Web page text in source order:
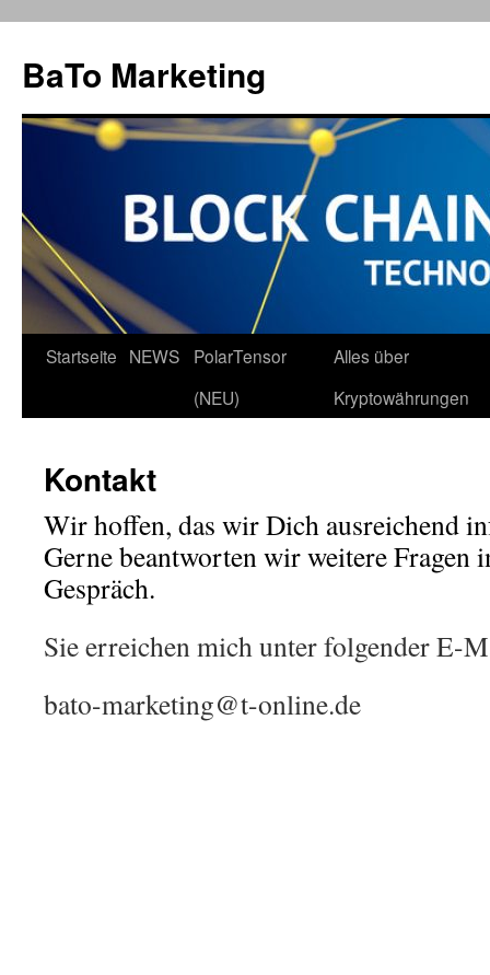
springen
BaTo Marketing
Startseite NEWS
PolarTensor
(NEU)
Alles über
Kryptowährungen
Kontakt
Wir hoffen, das wir Dich ausreichend
Gerne beantworten wir weitere Fragen
Gespräch.
Sie erreichen mich unter folgender E-
bato-marketing@t-online.de